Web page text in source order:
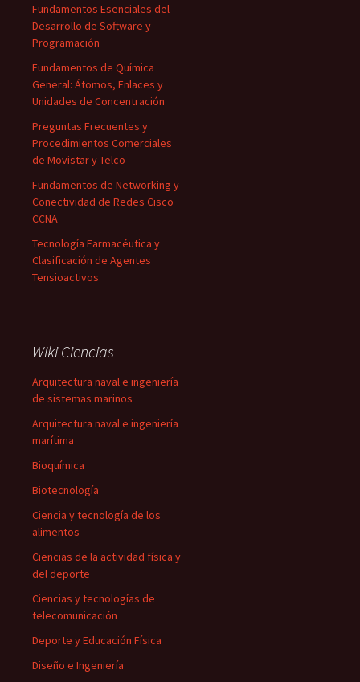
Fundamentos Esenciales del
Desarrollo de Software y
Programación
Fundamentos de Química
General: Átomos, Enlaces y
Unidades de Concentración
Preguntas Frecuentes y
Procedimientos Comerciales
de Movistar y Telco
Fundamentos de Networking y
Conectividad de Redes Cisco
CCNA
Tecnología Farmacéutica y
Clasificación de Agentes
Tensioactivos
Wiki Ciencias
Arquitectura naval e ingeniería
de sistemas marinos
Arquitectura naval e ingeniería
marítima
Bioquímica
Biotecnología
Ciencia y tecnología de los
alimentos
Ciencias de la actividad física y
del deporte
Ciencias y tecnologías de
telecomunicación
Deporte y Educación Física
Diseño e Ingeniería